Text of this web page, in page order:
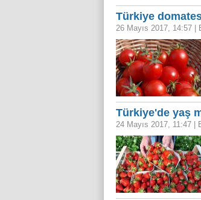
Türkiye
26 Mayıs 2017, 14:57
Türkiye'de yaş
24 Mayıs 2017, 11:47